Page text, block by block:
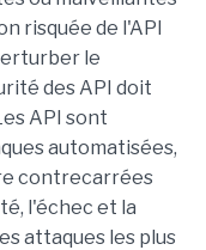
risquée de l'API
le
des API doit
API sont
automatisées,
contrecarrées
l'échec et la
attaques les plus